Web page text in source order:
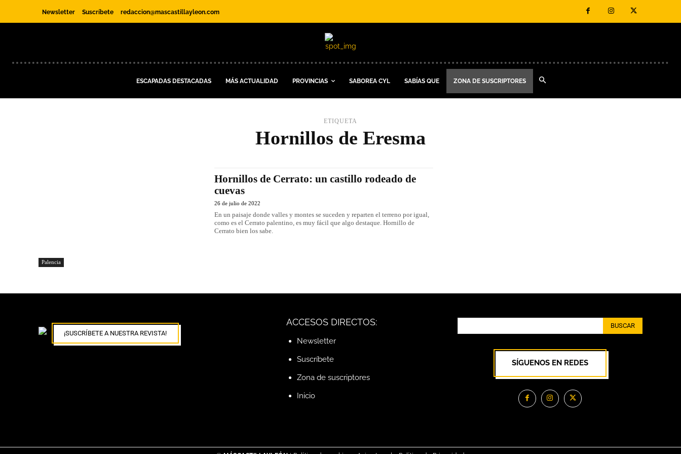
Newsletter Suscríbete redaccion@mascastillayleon.com
ESCAPADAS DESTACADAS MÁS ACTUALIDAD PROVINCIAS SABOREA CYL SABÍAS QUE ZONA DE SUSCRIPTORES
ETIQUETA
Hornillos de Eresma
Palencia
Hornillos de Cerrato: un castillo rodeado de
cuevas
26 de julio de 2022
En un paisaje donde valles y montes se suceden y reparten el terreno por igual,
como es el Cerrato palentino, es muy fácil que algo destaque. Hornillo de
Cerrato bien los sabe.
¡SUSCRÍBETE A NUESTRA REVISTA!
ACCESOS DIRECTOS:
Newsletter
Suscríbete
Zona de suscriptores
Inicio
BUSCAR
SÍGUENOS EN REDES